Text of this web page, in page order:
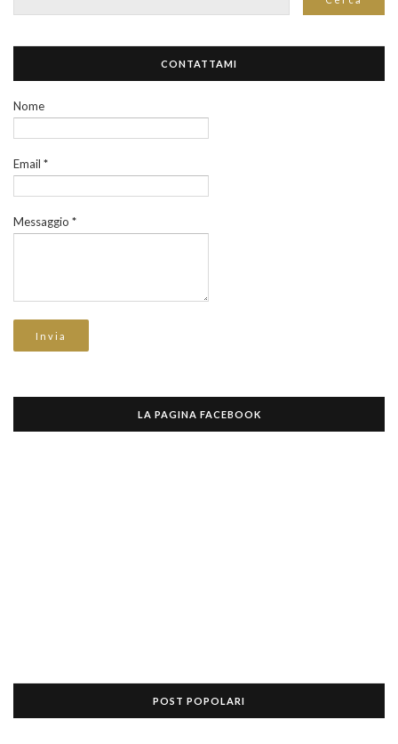
CONTATTAMI
Nome
Email *
Messaggio *
LA PAGINA FACEBOOK
POST POPOLARI